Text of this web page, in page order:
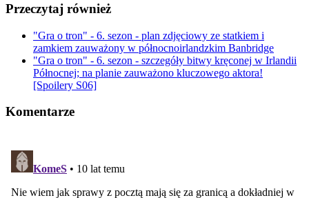
Przeczytaj również
"Gra o tron" - 6. sezon - plan zdjęciowy ze statkiem i
zamkiem zauważony w północnoirlandzkim Banbridge
"Gra o tron" - 6. sezon - szczegóły bitwy kręconej w Irlandii
Północnej; na planie zauważono kluczowego aktora!
[Spoilery S06]
Komentarze